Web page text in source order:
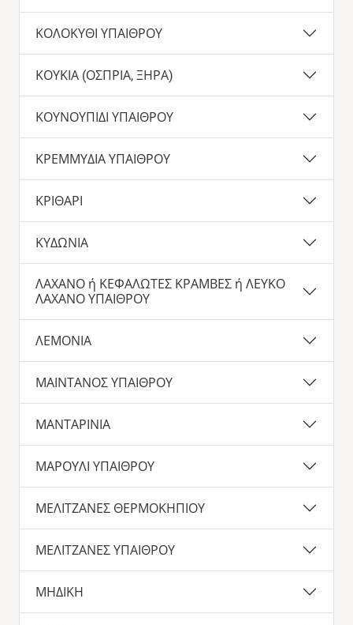
ΚΟΛΟΚΥΘΙ ΥΠΑΙΘΡΟΥ
ΚΟΥΚΙΑ (ΟΣΠΡΙΑ, ΞΗΡΑ)
ΚΟΥΝΟΥΠΙΔΙ ΥΠΑΙΘΡΟΥ
ΚΡΕΜΜΥΔΙΑ ΥΠΑΙΘΡΟΥ
ΚΡΙΘΑΡΙ
ΚΥΔΩΝΙΑ
ΛΑΧΑΝΟ ή ΚΕΦΑΛΩΤΕΣ ΚΡΑΜΒΕΣ ή ΛΕΥΚΟ
ΛΑΧΑΝΟ ΥΠΑΙΘΡΟΥ
ΛΕΜΟΝΙΑ
ΜΑΙΝΤΑΝΟΣ ΥΠΑΙΘΡΟΥ
ΜΑΝΤΑΡΙΝΙΑ
ΜΑΡΟΥΛΙ ΥΠΑΙΘΡΟΥ
ΜΕΛΙΤΖΑΝΕΣ ΘΕΡΜΟΚΗΠΙΟΥ
ΜΕΛΙΤΖΑΝΕΣ ΥΠΑΙΘΡΟΥ
ΜΗΔΙΚΗ